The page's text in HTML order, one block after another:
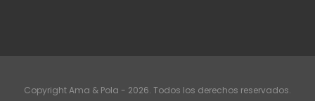
Copyright Ama & Pola - 2026. Todos los derechos reservados.